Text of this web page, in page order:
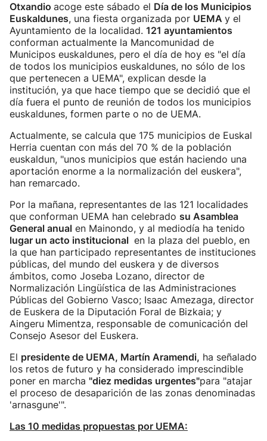
Otxandio acoge este sábado el Día de los Municipios
Euskaldunes, una fiesta organizada por UEMA y el
Ayuntamiento de la localidad. 121 ayuntamientos
conforman actualmente la Mancomunidad de
Municipos euskaldunes, pero el día de hoy es "el día
de todos los municipios euskaldunes, no sólo de los
que pertenecen a UEMA", explican desde la
institución, ya que hace tiempo que se decidió que el
día fuera el punto de reunión de todos los municipios
euskaldunes, formen parte o no de UEMA.
Actualmente, se calcula que 175 municipios de Euskal
Herria cuentan con más del 70 % de la población
euskaldun, "unos municipios que están haciendo una
aportación enorme a la normalización del euskera",
han remarcado.
Por la mañana, representantes de las 121 localidades
que conforman UEMA han celebrado su Asamblea
General anual en Mainondo, y al mediodía ha tenido
lugar un acto institucional en la plaza del pueblo, en
la que han participado representantes de instituciones
públicas, del mundo del euskera y de diversos
ámbitos, como Joseba Lozano, director de
Normalización Lingüística de las Administraciones
Públicas del Gobierno Vasco; Isaac Amezaga, director
de Euskera de la Diputación Foral de Bizkaia; y
Aingeru Mimentza, responsable de comunicación del
Consejo Asesor del Euskera.
El presidente de UEMA, Martín Aramendi, ha señalado
los retos de futuro y ha considerado imprescindible
poner en marcha "diez medidas urgentes"para "atajar
el proceso de desaparición de las zonas denominadas
'arnasgune'".
Las 10 medidas propuestas por UEMA: